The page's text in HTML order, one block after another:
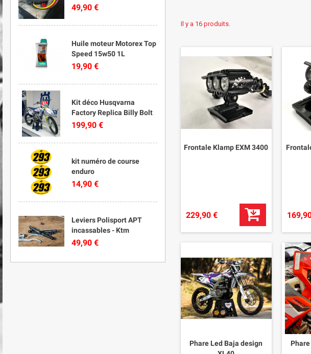
49,90 €
Huile moteur Motorex Top
Speed 15w50 1L
19,90 €
Kit déco Husqvarna
Factory Replica Billy Bolt
199,90 €
kit numéro de course
enduro
14,90 €
Leviers Polisport APT
incassables - Ktm
49,90 €
Il y a 16 produits.
Frontale Klamp EXM 3400
229,90 €
Phare Led Baja design